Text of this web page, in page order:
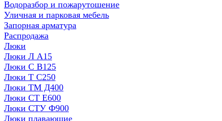
Водоразбор и пожарутошение
Уличная и парковая мебель
Запорная арматура
Распродажа
Люки
Люки Л А15
Люки С В125
Люки Т С250
Люки ТМ Д400
Люки СТ Е600
Люки СТУ Ф900
Люки плавающие